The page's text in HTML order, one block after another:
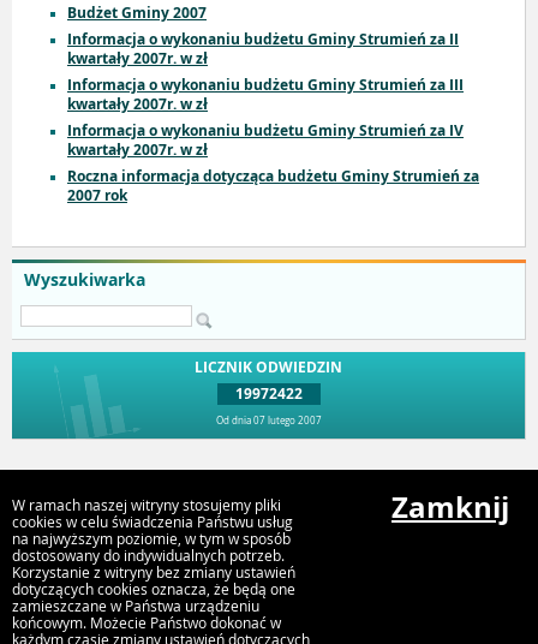
Wyszukiwarka
LICZNIK ODWIEDZIN
19972422
Od dnia 07 lutego 2007
Budżet Gminy 2007
Informacja o wykonaniu budżetu Gminy Strumień za II
kwartały 2007r. w zł
Informacja o wykonaniu budżetu Gminy Strumień za III
kwartały 2007r. w zł
Informacja o wykonaniu budżetu Gminy Strumień za IV
kwartały 2007r. w zł
Roczna informacja dotycząca budżetu Gminy Strumień za
2007 rok
Urząd Miejski Strumień
ul. Rynek 4, 43-246 Strumień
W ramach naszej witryny stosujemy pliki
cookies w celu świadczenia Państwu usług
na najwyższym poziomie, w tym w sposób
dostosowany do indywidualnych potrzeb.
Korzystanie z witryny bez zmiany ustawień
dotyczących cookies oznacza, że będą one
zamieszczane w Państwa urządzeniu
końcowym. Możecie Państwo dokonać w
każdym czasie zmiany ustawień dotyczących
Zamknij